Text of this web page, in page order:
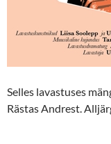
Selles lavastuses
Rästas Andrest.